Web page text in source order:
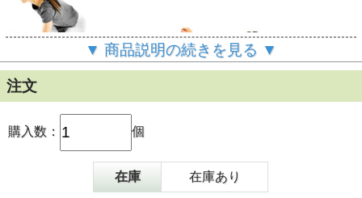
▼ 商品説明の続きを見る ▼
注文
購入数： 個
在庫 在庫あり